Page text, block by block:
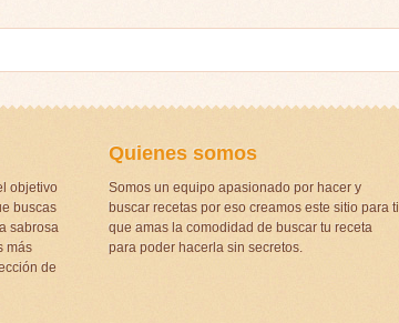
objetivo
buscas
sabrosa
más
de
Quienes somos
Somos un equipo apasionado por hacer y
buscar recetas por eso creamos este sitio para ti
que amas la comodidad de buscar tu receta
para poder hacerla sin secretos.